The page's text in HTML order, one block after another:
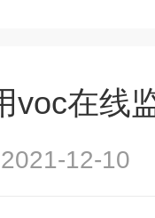
voc在线
2021-12-